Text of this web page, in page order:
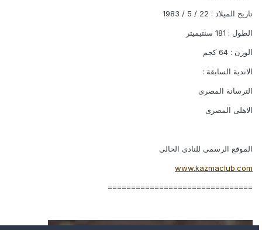
تاريخ الميلاد : 22 / 5 / 1983
الطول : 181 سنتيميتر
الوزن : 64 كجم
الاندية السابقة :
الترسانة المصرى
الاهلى المصرى
الموقع الرسمى للنادى الحالى
www.kazmaclub.com
===============================